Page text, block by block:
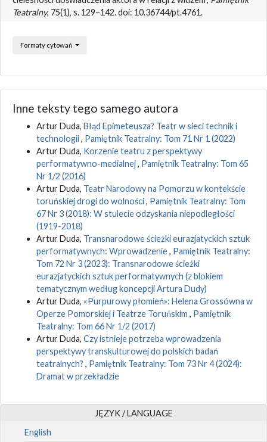
Teatralny, 75(1), s. 129–142. doi: 10.36744/pt.4761.
Formaty cytowań
Inne teksty tego samego autora
Artur Duda, Błąd Epimeteusza? Teatr w sieci technik i
technologii, Pamiętnik Teatralny: Tom 71 Nr 1 (2022)
Artur Duda, Korzenie teatru z perspektywy
performatywno-medialnej, Pamiętnik Teatralny: Tom 65
Nr 1/2 (2016)
Artur Duda, Teatr Narodowy na Pomorzu w kontekście
toruńskiej drogi do wolności, Pamiętnik Teatralny: Tom
67 Nr 3 (2018): W stulecie odzyskania niepodległości
(1919-2018)
Artur Duda, Transnarodowe ścieżki eurazjatyckich sztuk
performatywnych: Wprowadzenie, Pamiętnik Teatralny:
Tom 72 Nr 3 (2023): Transnarodowe ścieżki
eurazjatyckich sztuk performatywnych (z blokiem
tematycznym według koncepcji Artura Dudy)
Artur Duda, «Purpurowy płomień»: Helena Grossówna w
Operze Pomorskiej i Teatrze Toruńskim , Pamiętnik
Teatralny: Tom 66 Nr 1/2 (2017)
Artur Duda, Czy istnieje potrzeba wprowadzenia
perspektywy transkulturowej do polskich badań
teatralnych? , Pamiętnik Teatralny: Tom 73 Nr 4 (2024):
Dramat w przekładzie
JĘZYK / LANGUAGE
English